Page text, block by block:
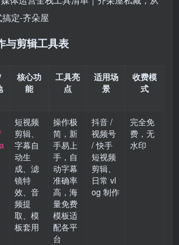
与剪辑工具表
核心功
能
工具亮
点
适用场
景
收费模
式
短视频
剪辑、
字幕自
动生
成、滤
镜特
效、音
频提
取、模
板套用
操作极
简，新
手易上
手，自
动字幕
准确率
高，海
量免费
模板适
配各平
台
抖音 /
视频号
/ 快手
短视频
剪辑、
日常 vl
og 制作
完全免
费，无
水印